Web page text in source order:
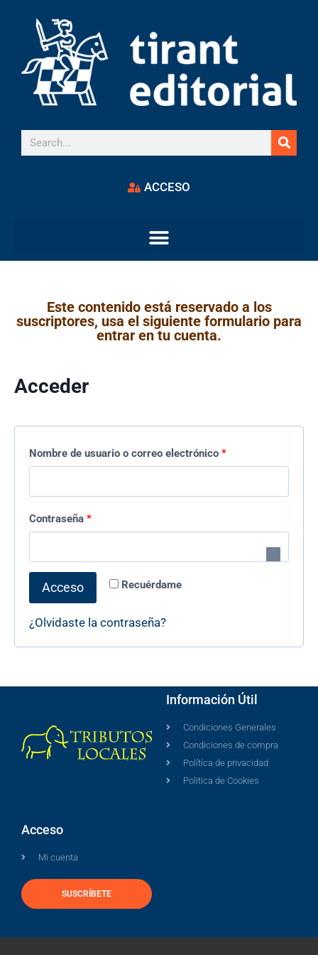
ACCESO
Este contenido está reservado a los
suscriptores, usa el siguiente formulario para
entrar en tu cuenta.
Acceder
Nombre de usuario o correo electrónico *
Contraseña *
Recuérdame
Acceso
¿Olvidaste la contraseña?
Información Útil
Condiciones Generales
Condiciones de compra
Política de privacidad
Politica de Cookies
Acceso
Mi cuenta
SUSCRÍBETE